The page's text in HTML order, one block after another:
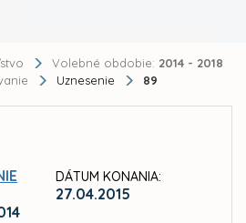
Volebné obdobie: 2014 - 2018
Uznesenie 89
DÁTUM KONANIA:
27.04.2015